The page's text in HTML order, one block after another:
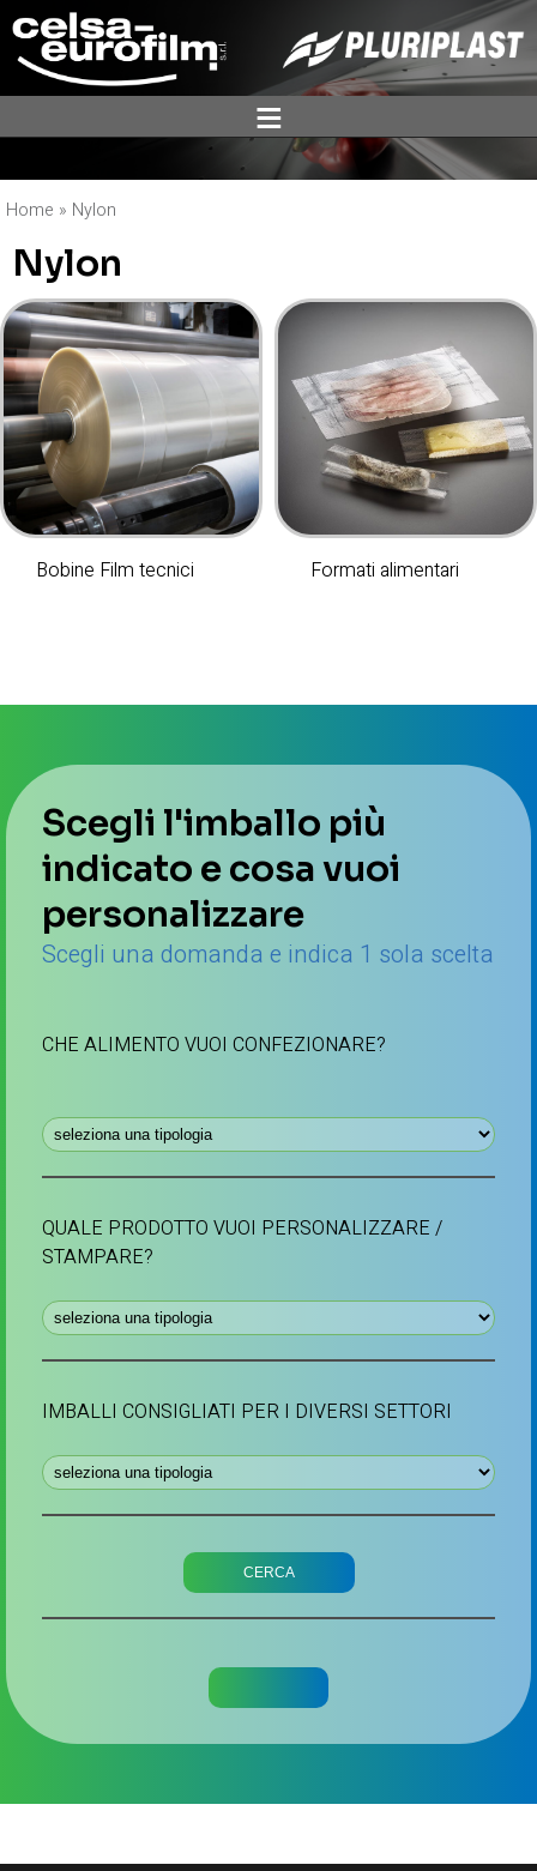
ĕ
Home » Nylon
Nylon
Bobine Film tecnici Formati alimentari
Scegli l'imballo più
indicato e cosa vuoi
personalizzare
Scegli una domanda e indica 1 sola scelta
CHE ALIMENTO VUOI CONFEZIONARE?
QUALE PRODOTTO VUOI PERSONALIZZARE /
STAMPARE?
IMBALLI CONSIGLIATI PER I DIVERSI SETTORI